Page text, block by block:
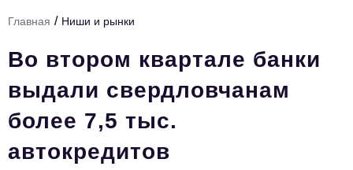
Инфраструктура развития
Технологии и тренды
Ниши и рынки
Цитаты
Туризм
Главная / Ниши и рынки
Во втором квартале банки
выдали свердловчанам
более 7,5 тыс.
автокредитов